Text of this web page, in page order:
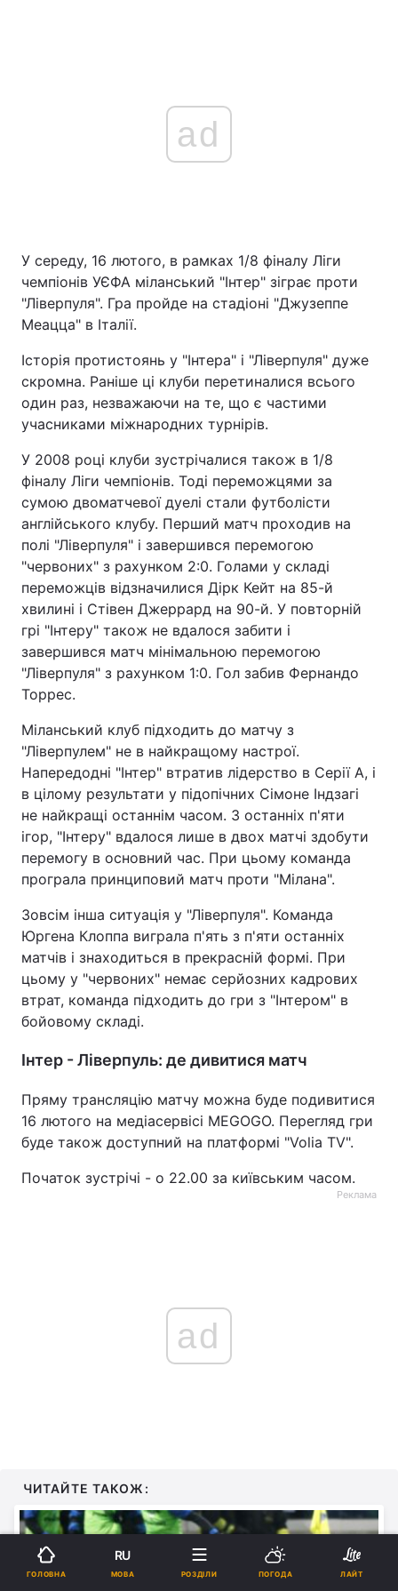
ad
У середу, 16 лютого, в рамках 1/8 фіналу Ліги
чемпіонів УЄФА міланський "Інтер" зіграє проти
"Ліверпуля". Гра пройде на стадіоні "Джузеппе
Меацца" в Італії.
Історія протистоянь у "Інтера" і "Ліверпуля" дуже
скромна. Раніше ці клуби перетиналися всього
один раз, незважаючи на те, що є частими
учасниками міжнародних турнірів.
У 2008 році клуби зустрічалися також в 1/8
фіналу Ліги чемпіонів. Тоді переможцями за
сумою двоматчевої дуелі стали футболісти
англійського клубу. Перший матч проходив на
полі "Ліверпуля" і завершився перемогою
"червоних" з рахунком 2:0. Голами у складі
переможців відзначилися Дірк Кейт на 85-й
хвилині і Стівен Джеррард на 90-й. У повторній
грі "Інтеру" також не вдалося забити і
завершився матч мінімальною перемогою
"Ліверпуля" з рахунком 1:0. Гол забив Фернандо
Торрес.
Міланський клуб підходить до матчу з
"Ліверпулем" не в найкращому настрої.
Напередодні "Інтер" втратив лідерство в Серії А, і
в цілому результати у підопічних Сімоне Індзагі
не найкращі останнім часом. З останніх п'яти
ігор, "Інтеру" вдалося лише в двох матчі здобути
перемогу в основний час. При цьому команда
програла принциповий матч проти "Мілана".
Зовсім інша ситуація у "Ліверпуля". Команда
Юргена Клоппа виграла п'ять з п'яти останніх
матчів і знаходиться в прекрасній формі. При
цьому у "червоних" немає серйозних кадрових
втрат, команда підходить до гри з "Інтером" в
бойовому складі.
Інтер - Ліверпуль: де дивитися матч
Пряму трансляцію матчу можна буде подивитися
16 лютого на медіасервісі MEGOGO. Перегляд гри
буде також доступний на платформі "Volia TV".
Початок зустрічі - о 22.00 за київським часом.
Реклама
ad
ЧИТАЙТЕ ТАКОЖ:
ГОЛОВНА
RU
МОВА РОЗДІЛИ ПОГОДА ЛАЙТ